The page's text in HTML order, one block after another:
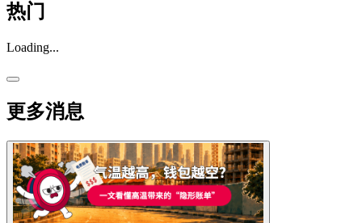
热门
Loading...
更多消息